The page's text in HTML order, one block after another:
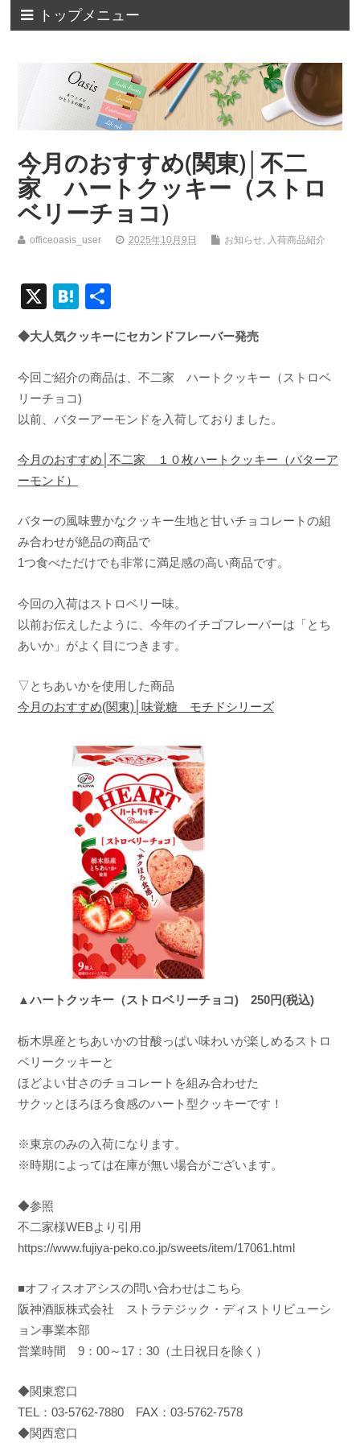
トップメニュー
今月のおすすめ(関東)│不二
家 ハートクッキー（ストロ
ベリーチョコ)
officeoasis_user 2025年10月9日 お知らせ, 入荷商品紹介
X
H
e
n
a
◆大人気クッキーにセカンドフレーバー発売
今回ご紹介の商品は、不二家 ハートクッキー（ストロベ
リーチョコ)
以前、バターアーモンドを入荷しておりました。
今月のおすすめ│不二家 １０枚ハートクッキー（バターア
ーモンド）
バターの風味豊かなクッキー生地と甘いチョコレートの組
み合わせが絶品の商品で
1つ食べただけでも非常に満足感の高い商品です。
今回の入荷はストロベリー味。
以前お伝えしたように、今年のイチゴフレーバーは「とち
あいか」がよく目につきます。
▽とちあいかを使用した商品
今月のおすすめ(関東)│味覚糖 モチドシリーズ
▲ハートクッキー（ストロベリーチョコ) 250円(税込)
栃木県産とちあいかの甘酸っぱい味わいが楽しめるストロ
ベリークッキーと
ほどよい甘さのチョコレートを組み合わせた
サクッとほろほろ食感のハート型クッキーです！
※東京のみの入荷になります。
※時期によっては在庫が無い場合がございます。
◆参照
不二家様WEBより引用
https://www.fujiya-peko.co.jp/sweets/item/17061.html
■オフィスオアシスの問い合わせはこちら
阪神酒販株式会社 ストラテジック・ディストリビューシ
ョン事業本部
営業時間 9：00～17：30（土日祝日を除く）
◆関東窓口
TEL：03-5762-7880 FAX：03-5762-7578
◆関西窓口